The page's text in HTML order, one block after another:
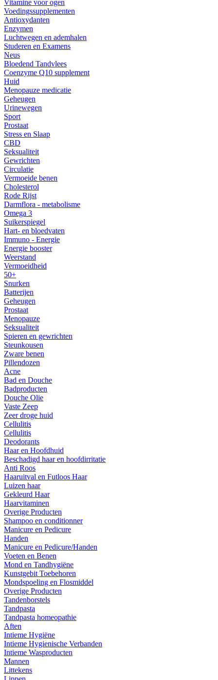
Vitamine voor ogen
Voedingssupplementen
Antioxydanten
Enzymen
Luchtwegen en ademhalen
Studeren en Examens
Neus
Bloedend Tandvlees
Coenzyme Q10 supplement
Huid
Menopauze medicatie
Geheugen
Urinewegen
Sport
Prostaat
Stress en Slaap
CBD
Seksualiteit
Gewrichten
Circulatie
Vermoeide benen
Cholesterol
Rode Rijst
Darmflora - metabolisme
Omega 3
Suikerspiegel
Hart- en bloedvaten
Immuno - Energie
Energie booster
Weerstand
Vermoeidheid
50+
Snurken
Batterijen
Geheugen
Prostaat
Menopauze
Seksualiteit
Spieren en gewrichten
Steunkousen
Zware benen
Pillendozen
Acne
Bad en Douche
Badproducten
Douche Olie
Vaste Zeep
Zeer droge huid
Cellulitis
Cellulitis
Deodorants
Haar en Hoofdhuid
Beschadigd haar en hoofdirritatie
Anti Roos
Haaruitval en Futloos Haar
Luizen haar
Gekleurd Haar
Haarvitaminen
Overige Producten
Shampoo en conditionner
Manicure en Pedicure
Handen
Manicure en Pedicure/Handen
Voeten en Benen
Mond en Tandhygiëne
Kunstgebit Toebehoren
Mondspoeling en Flosmiddel
Overige Producten
Tandenborstels
Tandpasta
Tandpasta homeopathie
Aften
Intieme Hygiëne
Intieme Hygienische Verbanden
Intieme Wasproducten
Mannen
Littekens